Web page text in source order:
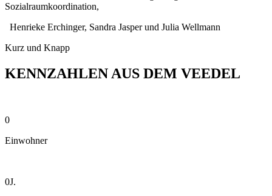
Sozialraumkoordination,
Henrieke Erchinger, Sandra Jasper und Julia Wellmann
Kurz und Knapp
KENNZAHLEN AUS DEM VEEDEL
0
Einwohner
0J.